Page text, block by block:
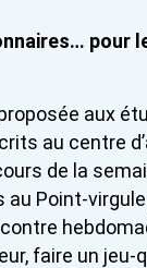
pour
aux
au centre
de la
Point-
faire un jeu-